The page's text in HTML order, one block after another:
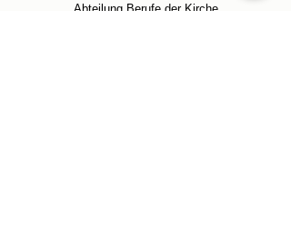
Abteilung Berufe der Kirche